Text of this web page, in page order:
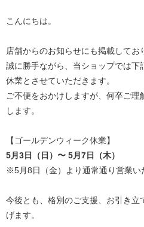
こんにちは。
店舗からのお知らせにも掲載してお
誠に勝手ながら、当ショップでは下
休業とさせていただきます。
ご不便をおかけしますが、何卒ご理
します。
【ゴールデンウィーク休業】
5月3日（日）〜 5月7日（木）
※5月8日（金）より通常通り営業い
今後とも、格別のご支援、お引き
げます。